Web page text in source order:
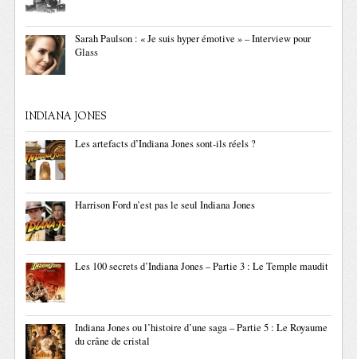
Sarah Paulson : « Je suis hyper émotive » – Interview pour
Glass
INDIANA JONES
Les artefacts d’Indiana Jones sont-ils réels ?
Harrison Ford n’est pas le seul Indiana Jones
Les 100 secrets d’Indiana Jones – Partie 3 : Le Temple maudit
Indiana Jones ou l’histoire d’une saga – Partie 5 : Le Royaume
du crâne de cristal